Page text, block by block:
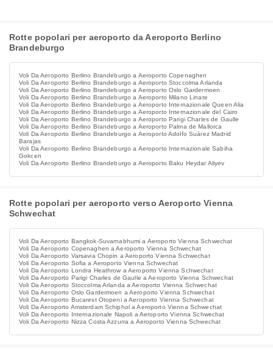
Rotte popolari per aeroporto da Aeroporto Berlino
Brandeburgo
Voli Da Aeroporto Berlino Brandeburgo a Aeroporto Copenaghen
Voli Da Aeroporto Berlino Brandeburgo a Aeroporto Stoccolma Arlanda
Voli Da Aeroporto Berlino Brandeburgo a Aeroporto Oslo Gardermoen
Voli Da Aeroporto Berlino Brandeburgo a Aeroporto Milano Linate
Voli Da Aeroporto Berlino Brandeburgo a Aeroporto Internazionale Queen Alia
Voli Da Aeroporto Berlino Brandeburgo a Aeroporto Internazionale del Cairo
Voli Da Aeroporto Berlino Brandeburgo a Aeroporto Parigi Charles de Gaulle
Voli Da Aeroporto Berlino Brandeburgo a Aeroporto Palma de Mallorca
Voli Da Aeroporto Berlino Brandeburgo a Aeroporto Adolfo Suárez Madrid
Barajas
Voli Da Aeroporto Berlino Brandeburgo a Aeroporto Internazionale Sabiha
Gokcen
Voli Da Aeroporto Berlino Brandeburgo a Aeroporto Baku Heydar Aliyev
Rotte popolari per aeroporto verso Aeroporto Vienna
Schwechat
Voli Da Aeroporto Bangkok-Suvarnabhumi a Aeroporto Vienna Schwechat
Voli Da Aeroporto Copenaghen a Aeroporto Vienna Schwechat
Voli Da Aeroporto Varsavia Chopin a Aeroporto Vienna Schwechat
Voli Da Aeroporto Sofia a Aeroporto Vienna Schwechat
Voli Da Aeroporto Londra Heathrow a Aeroporto Vienna Schwechat
Voli Da Aeroporto Parigi Charles de Gaulle a Aeroporto Vienna Schwechat
Voli Da Aeroporto Stoccolma Arlanda a Aeroporto Vienna Schwechat
Voli Da Aeroporto Oslo Gardermoen a Aeroporto Vienna Schwechat
Voli Da Aeroporto Bucarest Otopeni a Aeroporto Vienna Schwechat
Voli Da Aeroporto Amsterdam Schiphol a Aeroporto Vienna Schwechat
Voli Da Aeroporto Internazionale Napoli a Aeroporto Vienna Schwechat
Voli Da Aeroporto Nizza Costa Azzurra a Aeroporto Vienna Schwechat